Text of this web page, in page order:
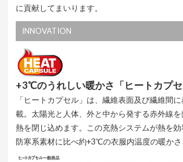
に貢献してまいります。
INNOVATION
+3℃のうれしい暖かさ「ヒートカプセ
「ヒートカプセル」は、繊維表面及び繊維間
載。太陽光と人体、外と中から発する赤外線
熱を閉じ込めます。この充熱システムが熱を
防寒系素材に比べ約+3℃の衣服内温度の暖かさ